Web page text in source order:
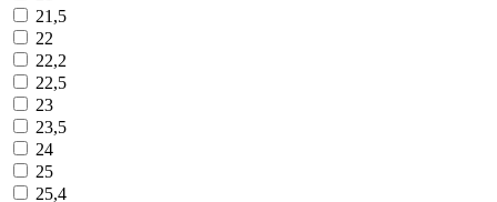
21,5
22
22,2
22,5
23
23,5
24
25
25,4